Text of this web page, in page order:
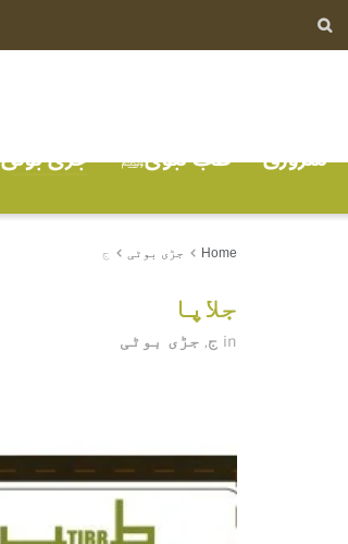
سرورق طب نبویﷺ جڑی بوٹی
Home جڑی بوٹی ج
جلاپا
in ج, جڑی بوٹی